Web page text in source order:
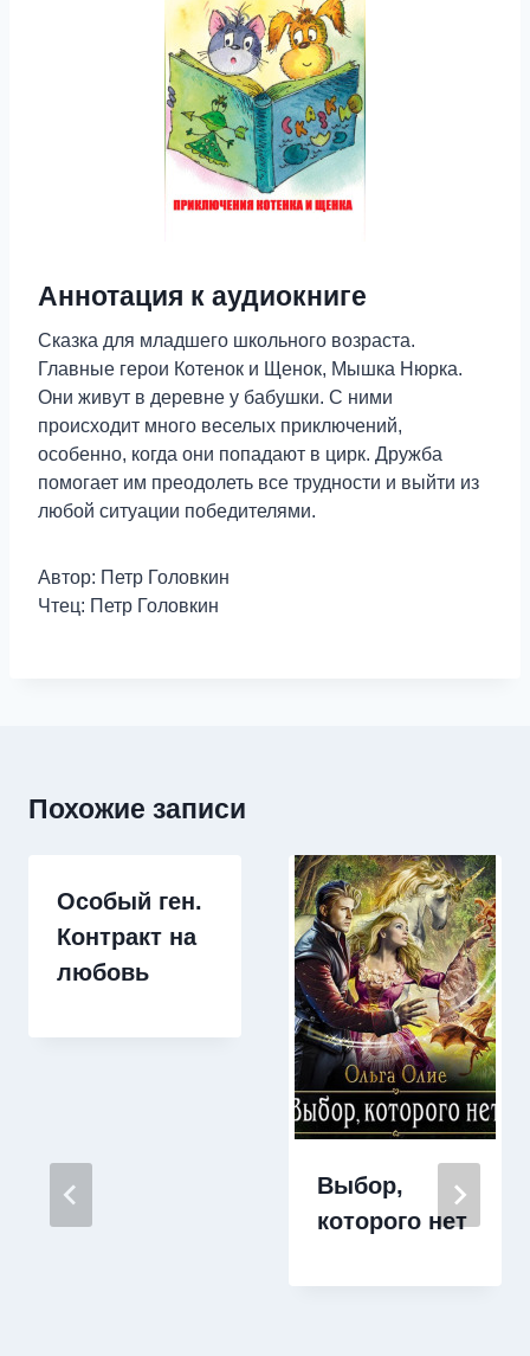
Аннотация к аудиокниге
Сказка для младшего школьного возраста.
Главные герои Котенок и Щенок, Мышка Нюрка.
Они живут в деревне у бабушки. С ними
происходит много веселых приключений,
особенно, когда они попадают в цирк. Дружба
помогает им преодолеть все трудности и выйти из
любой ситуации победителями.
Автор: Петр Головкин
Чтец: Петр Головкин
Похожие записи
Особый ген.
Контракт на
любовь
Выбор,
которого нет